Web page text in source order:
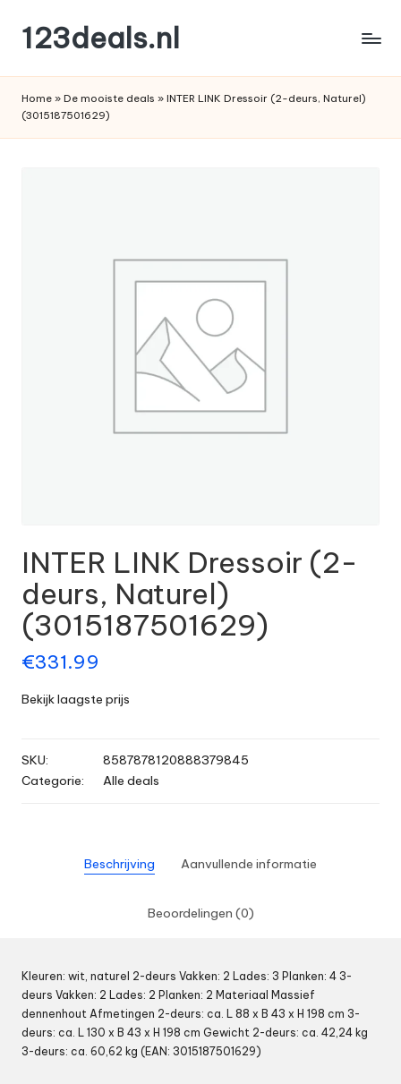
de
inhoud
123deals.nl
deals
Home » De mooiste deals » INTER LINK Dressoir (2-deurs, Naturel)
(3015187501629)
INTER LINK Dressoir (2-
deurs, Naturel)
(3015187501629)
€331.99
Bekijk laagste prijs
SKU:
8587878120888379845
Categorie:
Alle deals
Beschrijving Aanvullende informatie
Beoordelingen (0)
Kleuren: wit, naturel 2-deurs Vakken: 2 Lades: 3 Planken: 4 3-
deurs Vakken: 2 Lades: 2 Planken: 2 Materiaal Massief
dennenhout Afmetingen 2-deurs: ca. L 88 x B 43 x H 198 cm 3-
deurs: ca. L 130 x B 43 x H 198 cm Gewicht 2-deurs: ca. 42,24 kg
3-deurs: ca. 60,62 kg (EAN: 3015187501629)